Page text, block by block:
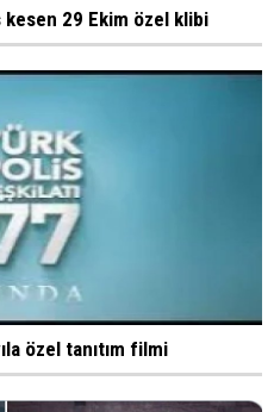
29 Ekim özel klibi
özel tanıtım filmi